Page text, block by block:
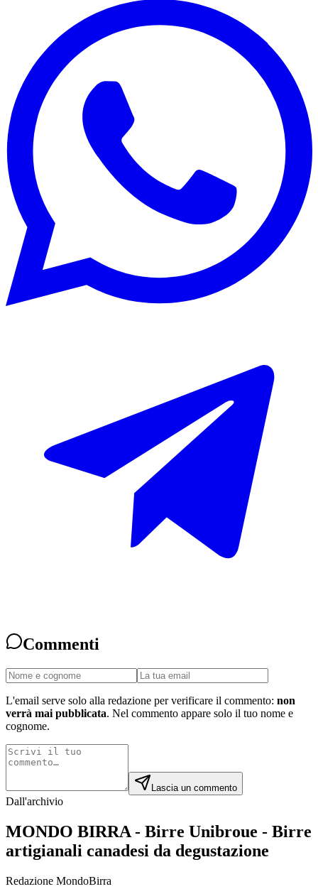
Commenti
L'email serve solo alla redazione per verificare il commento: non
verrà mai pubblicata. Nel commento appare solo il tuo nome e
cognome.
Lascia un commento
Dall'archivio
MONDO BIRRA - Birre Unibroue - Birre
artigianali canadesi da degustazione
Redazione MondoBirra